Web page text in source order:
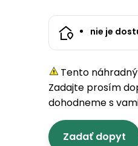
nie je
Tento
Zadajte prosím
dohodneme s
Zadať dopyt